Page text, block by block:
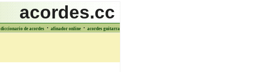
acordes.cc
diccionario de acordes · afinador online · acordes guitarra